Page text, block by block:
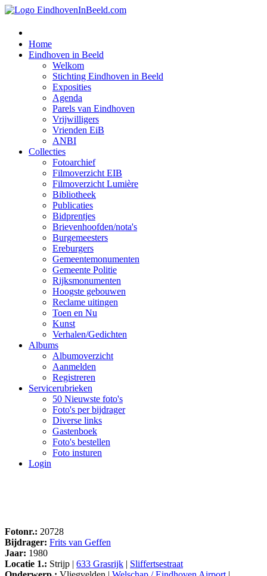
Home
Eindhoven in Beeld
Welkom
Stichting Eindhoven in Beeld
Exposities
Agenda
Parels van Eindhoven
Vrijwilligers
Vrienden EiB
ANBI
Collecties
Fotoarchief
Filmoverzicht EIB
Filmoverzicht Lumière
Bibliotheek
Publicaties
Bidprentjes
Brievenhoofden/nota's
Burgemeesters
Ereburgers
Gemeentemonumenten
Gemeente Politie
Rijksmonumenten
Hoogste gebouwen
Reclame uitingen
Toen en Nu
Kunst
Verhalen/Gedichten
Albums
Albumoverzicht
Aanmelden
Registreren
Servicerubrieken
50 Nieuwste foto's
Foto's per bijdrager
Diverse links
Gastenboek
Foto's bestellen
Foto insturen
Login
Fotonr.: 20728
Bijdrager: Frits van Geffen
Jaar: 1980
Locatie 1.: Strijp | 633 Grasrijk | Sliffertsestraat